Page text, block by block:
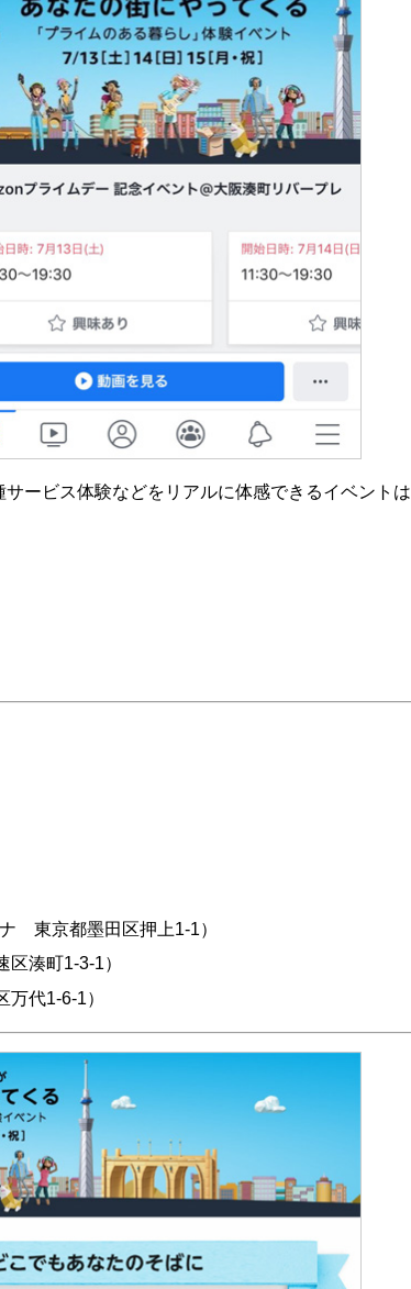
ービス体験などをリアルに体感できるイベントは
東京都墨田区押上1-1）
区湊町1-3-1）
万代1-6-1）